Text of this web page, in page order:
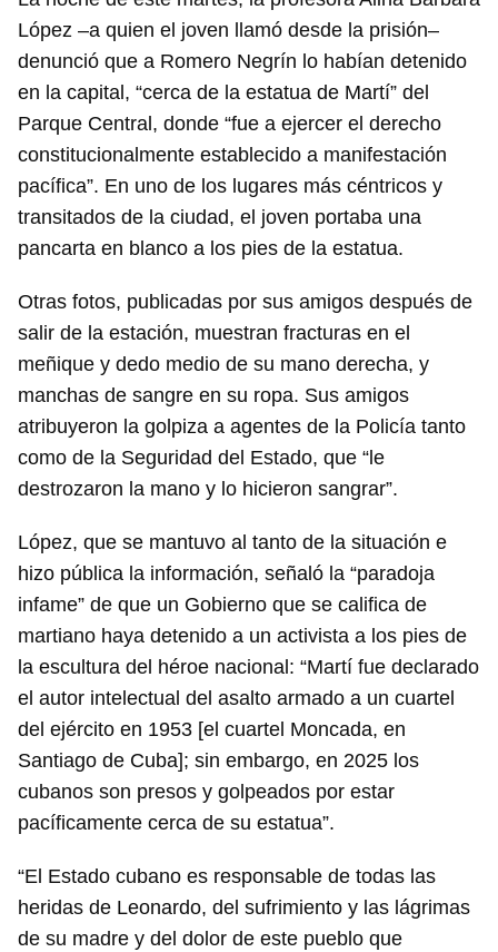
López –a quien el joven llamó desde la prisión–
denunció que a Romero Negrín lo habían detenido
en la capital, “cerca de la estatua de Martí” del
Parque Central, donde “fue a ejercer el derecho
constitucionalmente establecido a manifestación
pacífica”. En uno de los lugares más céntricos y
transitados de la ciudad, el joven portaba una
pancarta en blanco a los pies de la estatua.
Otras fotos, publicadas por sus amigos después de
salir de la estación, muestran fracturas en el
meñique y dedo medio de su mano derecha, y
manchas de sangre en su ropa. Sus amigos
atribuyeron la golpiza a agentes de la Policía tanto
como de la Seguridad del Estado, que “le
destrozaron la mano y lo hicieron sangrar”.
López, que se mantuvo al tanto de la situación e
hizo pública la información, señaló la “paradoja
infame” de que un Gobierno que se califica de
martiano haya detenido a un activista a los pies de
la escultura del héroe nacional: “Martí fue declarado
el autor intelectual del asalto armado a un cuartel
del ejército en 1953 [el cuartel Moncada, en
Santiago de Cuba]; sin embargo, en 2025 los
cubanos son presos y golpeados por estar
pacíficamente cerca de su estatua”.
“El Estado cubano es responsable de todas las
heridas de Leonardo, del sufrimiento y las lágrimas
de su madre y del dolor de este pueblo que